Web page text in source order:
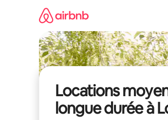
Locations
longue durée à